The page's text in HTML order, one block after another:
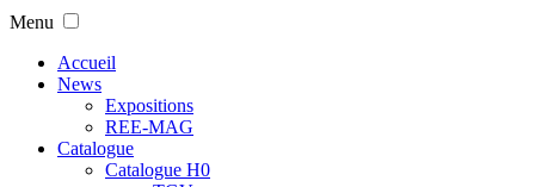
Menu
Accueil
News
Expositions
REE-MAG
Catalogue
Catalogue H0